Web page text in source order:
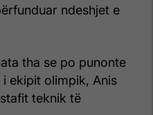
ndeshjet e
tha se po punonte
ekipit olimpik, Anis
teknik të